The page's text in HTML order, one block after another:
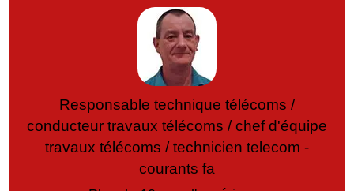
Responsable technique télécoms /
conducteur travaux télécoms / chef d'équipe
travaux télécoms / technicien telecom -
courants fa